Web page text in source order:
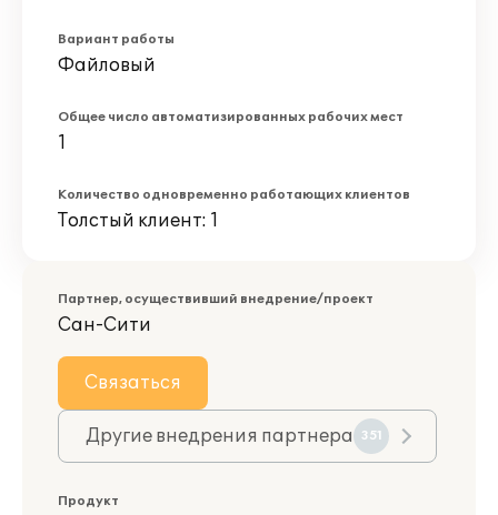
Вариант работы
Файловый
Общее число автоматизированных рабочих мест
1
Количество одновременно работающих клиентов
Толстый клиент: 1
Партнер, осуществивший внедрение/проект
Сан-Сити
Связаться
Другие внедрения партнера 351
Продукт